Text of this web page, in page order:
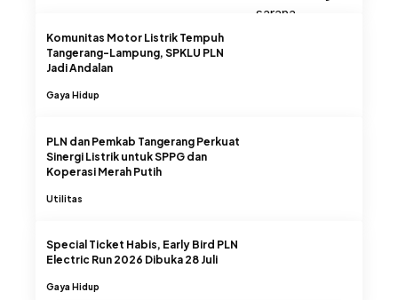
Komunitas Motor Listrik Tempuh
Tangerang-Lampung, SPKLU PLN
Jadi Andalan
Gaya Hidup
PLN dan Pemkab Tangerang Perkuat
Sinergi Listrik untuk SPPG dan
Koperasi Merah Putih
Utilitas
Special Ticket Habis, Early Bird PLN
Electric Run 2026 Dibuka 28 Juli
Gaya Hidup